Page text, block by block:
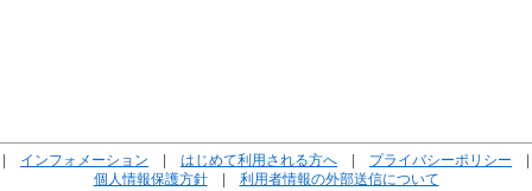
インフォメーション | はじめて利用される方へ | プライバシーポリシー
個人情報保護方針| 利用者情報の外部送信について